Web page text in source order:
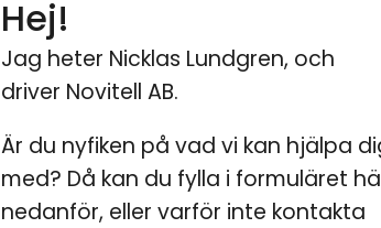
Hej!
Jag heter Nicklas Lundgren, och
driver Novitell AB.
Är du nyfiken på vad vi kan hjälpa
med? Då kan du fylla i formuläret
nedanför, eller varför inte kontakta